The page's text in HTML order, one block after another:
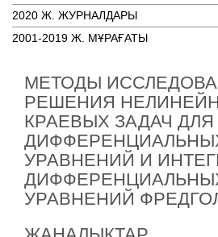
2020 Ж. ЖУРНАЛДАРЫ
2001-2019 Ж. МҰРАҒАТЫ
МЕТОДЫ
РЕШЕНИЯ
КРАЕВЫХ ЗАДАЧ ДЛЯ
УРАВНЕНИЙ И
УРАВНЕНИЙ